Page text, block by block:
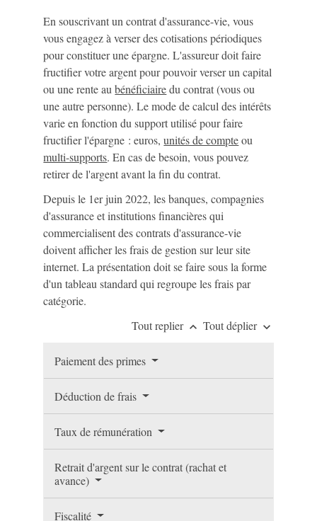
En souscrivant un contrat d'assurance-vie, vous
vous engagez à verser des cotisations périodiques
pour constituer une épargne. L'assureur doit faire
fructifier votre argent pour pouvoir verser un capital
ou une rente aubénéficiairedu contrat (vous ou
une autre personne). Le mode de calcul des intérêts
varie en fonction du support utilisé pour faire
fructifier l'épargne : euros,unités de compteou
multi-supports. En cas de besoin, vous pouvez
retirer de l'argent avant la fin du contrat.
Depuis le 1erjuin 2022, les banques, compagnies
d'assurance et institutions financières qui
commercialisent des contrats d'assurance-vie
doivent afficher les frais de gestion sur leur site
internet. La présentation doit se faire sous la forme
d'un tableau standard qui regroupe les frais par
catégorie.
Tout replier keyboard_arrow_up Tout déplier keyboard_arrow_down
Paiement des primes
Déduction de frais
Taux de rémunération
Retrait d'argent sur le contrat (rachat et
avance)
Fiscalité